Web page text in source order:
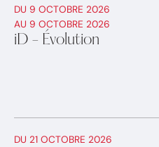
DU 9 OCTOBRE 2026
AU 9 OCTOBRE 2026
iD - Évolution
DU 21 OCTOBRE 2026